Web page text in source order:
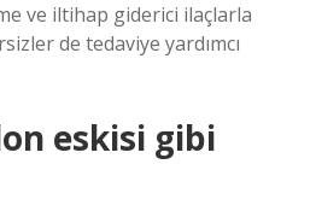
ve iltihap giderici ilaçlarla
de tedaviye yardımcı
eskisi gibi